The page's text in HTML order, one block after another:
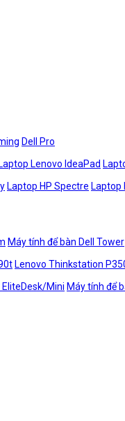
Dell Pro
Laptop Lenovo IdeaPad
Laptop HP Spectre Laptop
Máy tính để bàn Dell Tower
Lenovo Thinkstation
EliteDesk/Mini Máy tính để